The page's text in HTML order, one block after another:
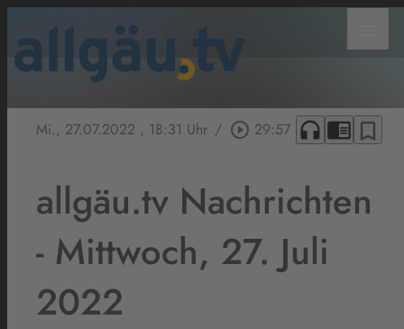
Mi., 27.07.2022 , 18:31 Uhr / play_circle_outline 29:57 headphones chrome_reader_mode bookmark_border
allgäu.tv Nachrichten
- Mittwoch, 27. Juli
2022